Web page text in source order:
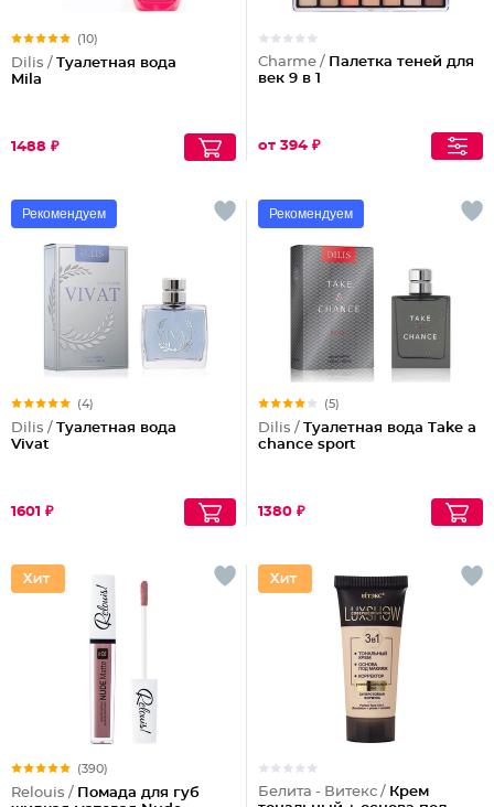
(10)
Dilis / Туалетная вода
Mila
1488 ₽
Charme / Палетка теней для
век 9 в 1
от 394 ₽
Рекомендуем
(4)
Dilis / Туалетная вода
Vivat
1601 ₽
Рекомендуем
(5)
Dilis / Туалетная вода Take a
chance sport
1380 ₽
(390)
Relouis / Помада для губ
Белита - Витекс / Крем